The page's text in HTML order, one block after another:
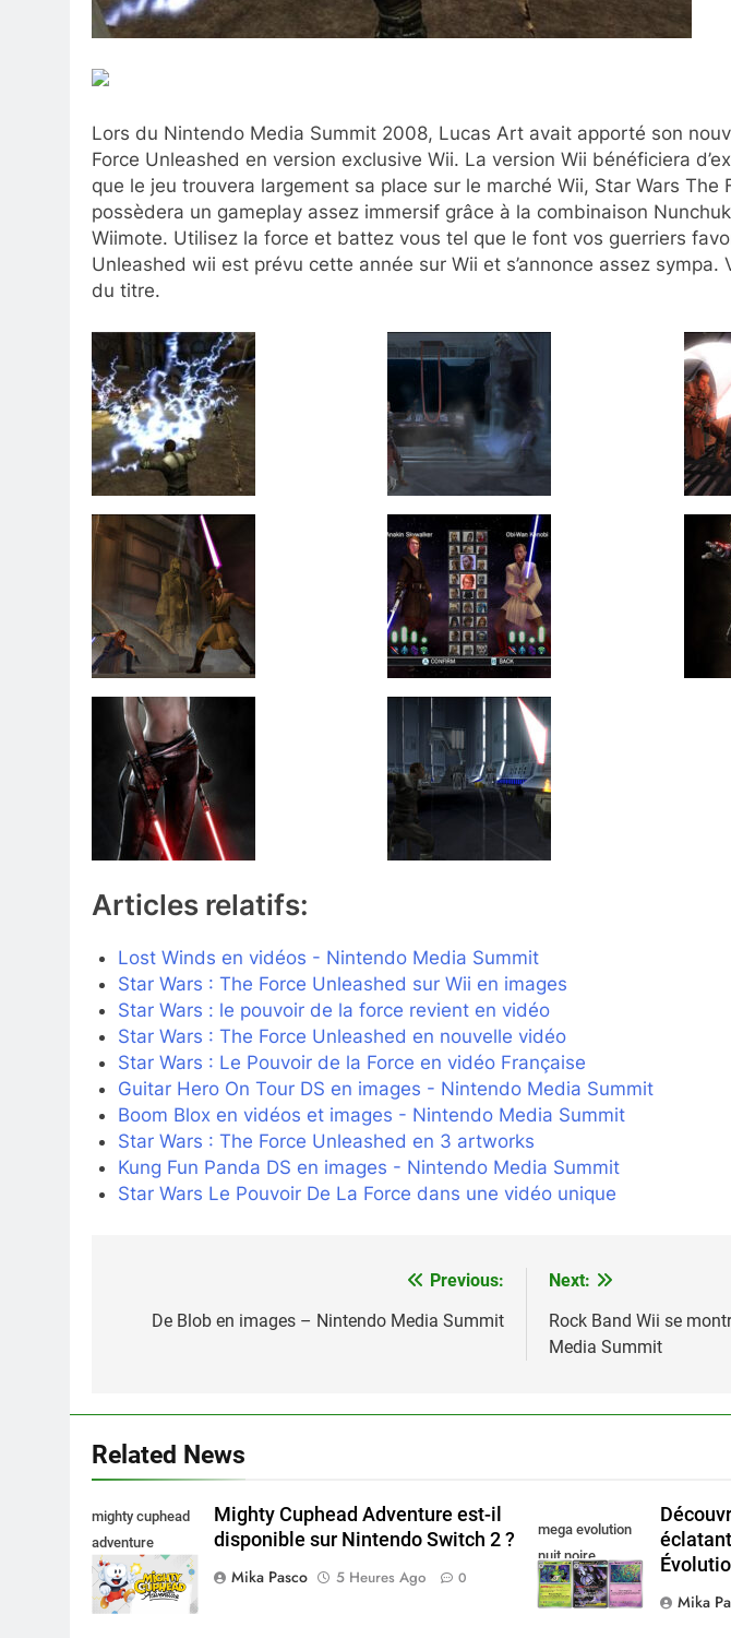
Lors du Nintendo Media Summit 2008, Lucas Art avait apporté son
Force Unleashed en version exclusive Wii. La version Wii bénéficiera
que le jeu trouvera largement sa place sur le marché Wii, Star Wars The
possèdera un gameplay assez immersif grâce à la combinaison
Wiimote. Utilisez la force et battez vous tel que le font vos guerriers
Unleashed wii est prévu cette année sur Wii et s’annonce assez sympa.
du titre.
Articles relatifs:
Lost Winds en vidéos - Nintendo Media Summit
Star Wars : The Force Unleashed sur Wii en images
Star Wars : le pouvoir de la force revient en vidéo
Star Wars : The Force Unleashed en nouvelle vidéo
Star Wars : Le Pouvoir de la Force en vidéo Française
Guitar Hero On Tour DS en images - Nintendo Media Summit
Boom Blox en vidéos et images - Nintendo Media Summit
Star Wars : The Force Unleashed en 3 artworks
Kung Fun Panda DS en images - Nintendo Media Summit
Star Wars Le Pouvoir De La Force dans une vidéo unique
Previous:
De Blob en images – Nintendo Media Summit
Next:
Rock Band Wii se
Media Summit
Related News
mighty cuphead
adventure
nintendo switch
Mighty Cuphead Adventure est-il
disponible sur Nintendo Switch 2 ?
Mika Pasco
5 Heures Ago 0
mega evolution
nuit noire
Mika